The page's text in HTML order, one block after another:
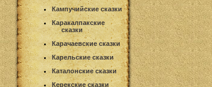
Кампучийские сказки
Каракалпакские
сказки
Карачаевские сказки
Карельские сказки
Каталонские сказки
Керекские сказки